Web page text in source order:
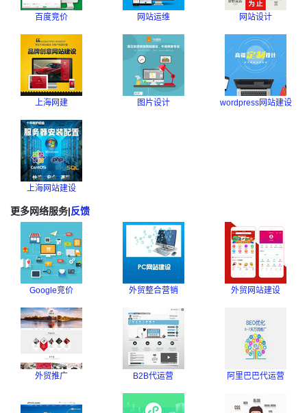
百度竞价 网站运维 网站设计
上海网建 图片设计 wordpress网站建设
上海网站建设
更多网络服务|反馈
Google竞价 外贸整合营销 外贸网站建设
外贸推广 B2B代运营 阿里巴巴代运营